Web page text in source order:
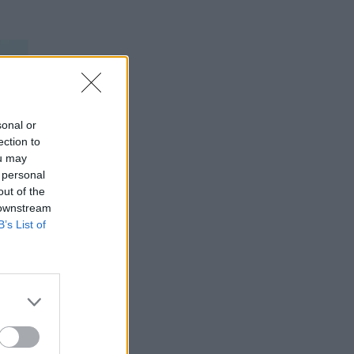
or
to
may
of the
List of